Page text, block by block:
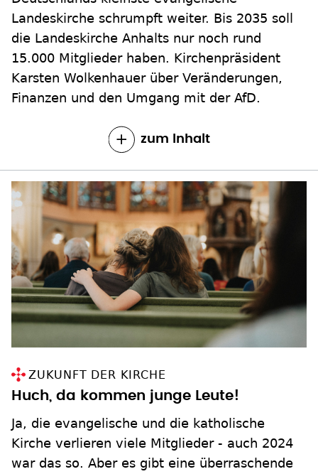
Landeskirche schrumpft weiter. Bis 2035 soll
die Landeskirche Anhalts nur noch rund
15.000 Mitglieder haben. Kirchenpräsident
Karsten Wolkenhauer über Veränderungen,
Finanzen und den Umgang mit der AfD.
zum Inhalt
ZUKUNFT DER KIRCHE
Huch, da kommen junge Leute!
Ja, die evangelische und die katholische
Kirche verlieren viele Mitglieder - auch 2024
war das so. Aber es gibt eine überraschende